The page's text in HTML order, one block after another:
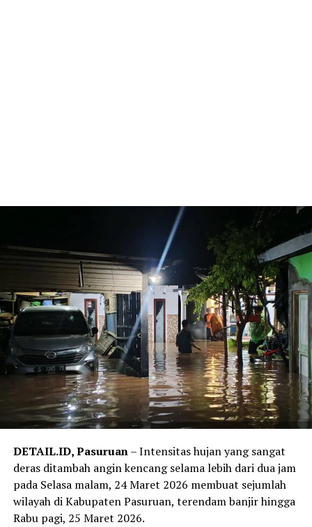
DETAIL.ID, Pasuruan– Intensitas hujan yang sangat
deras ditambah angin kencang selama lebih dari dua jam
pada Selasa malam, 24 Maret 2026 membuat sejumlah
wilayah di Kabupaten Pasuruan, terendam banjir hingga
Rabu pagi, 25 Maret 2026.